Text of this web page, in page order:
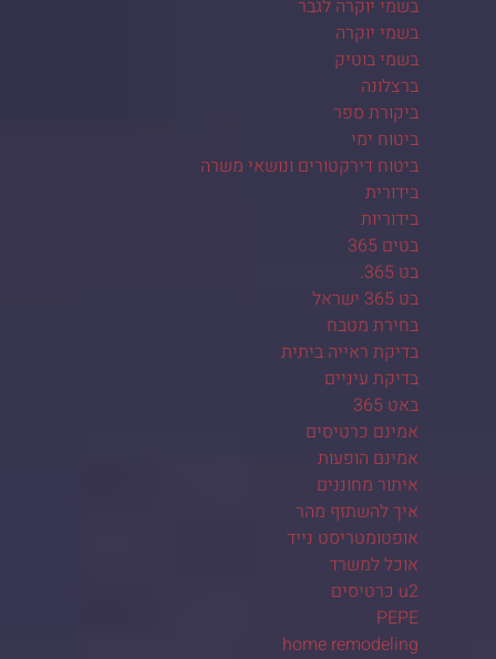
בשמי יוקרה לגבר
בשמי יוקרה
בשמי בוטיק
ברצלונה
ביקורת ספר
ביטוח ימי
ביטוח דירקטורים ונושאי משרה
בידורית
בידוריות
בטים 365
בט 365.
בט 365 ישראל
בחירת מטבח
בדיקת ראייה ביתית
בדיקת עיניים
באט 365
אמינם כרטיסים
אמינם הופעות
איתור מחוננים
איך להשתזף מהר
אופטומטריסט נייד
אוכל למשרד
u2 כרטיסים
PEPE
home remodeling